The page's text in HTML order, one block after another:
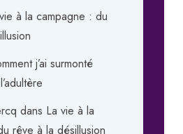
à la campagne : du
j’ai surmonté
dans La vie à la
rêve à la désillusion